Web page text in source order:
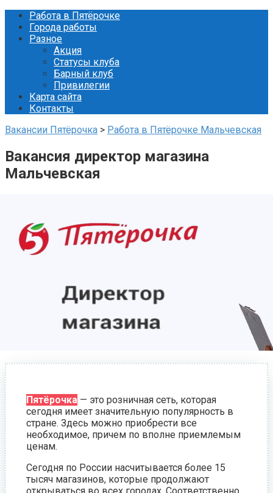
Перейти
контенту
Работа в Пятёрочке
Города работы
Разное
Акция
Статусы клуба
Барный клуб
Привилегии
Карта сайта
Контакты
Вакансии Пятёрочка > Работа в Пятёрочке Мальчевская
Вакансия директор магазина
Мальчевская
Пятёрочка — это розничная сеть, которая
сегодня имеет значительную популярность в
стране. Здесь можно приобрести все
необходимое, причем по вполне приемлемым
ценам.
Сегодня по России насчитывается более 15
тысяч магазинов, которые продолжают